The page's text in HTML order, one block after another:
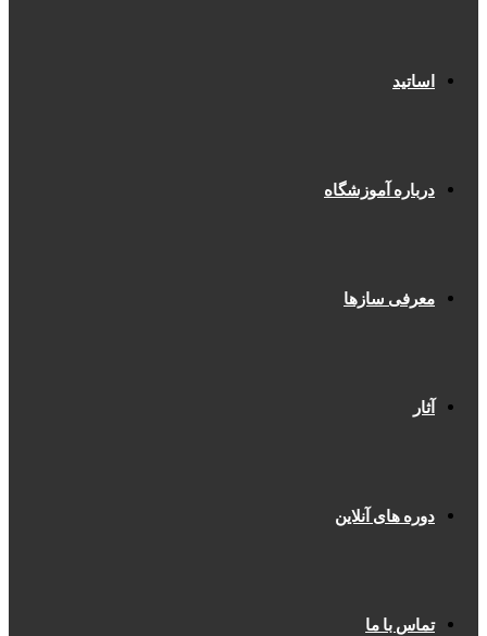
اساتید
درباره آموزشگاه
معرفی سازها
آثار
دوره های آنلاین
تماس با ما